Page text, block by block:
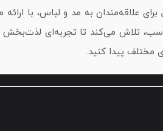
علاقه‌مندان به مد و لباس، با
تلاش می‌کند تا تجربه‌ای
مختلف پیدا کنید.